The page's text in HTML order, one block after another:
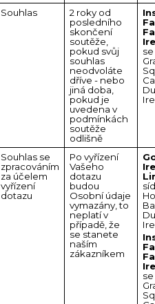
Souhlas
2 roky od
posledního
skončení
soutěže,
pokud svůj
souhlas
neodvoláte
dříve - nebo
jiná doba,
pokud je
uvedena v
podmínkách
soutěže
odlišně
Souhlas se
zpracováním
za účelem
vyřízení
dotazu
Po vyřízení
Vašeho
dotazu
budou
Osobní údaje
vymazány, to
neplatí v
případě, že
se stanete
naším
zákazníkem